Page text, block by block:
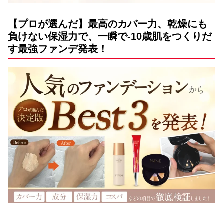
【プロが選んだ】最高のカバー力、乾燥にも
負けない保湿力で、一瞬で-10歳肌をつくりだ
す最強ファンデ発表！